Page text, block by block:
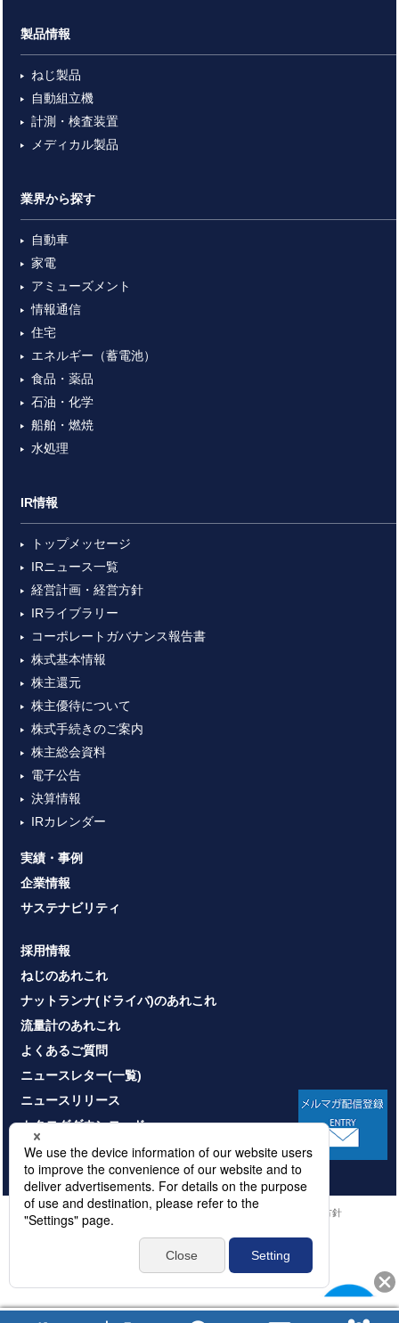
製品情報
ねじ製品
自動組立機
計測・検査装置
メディカル製品
業界から探す
自動車
家電
アミューズメント
情報通信
住宅
エネルギー（蓄電池）
食品・薬品
石油・化学
船舶・燃焼
水処理
IR情報
トップメッセージ
IRニュース一覧
経営計画・経営方針
IRライブラリー
コーポレートガバナンス報告書
株式基本情報
株主還元
株主優待について
株式手続きのご案内
株主総会資料
電子公告
決算情報
IRカレンダー
実績・事例
企業情報
サステナビリティ
採用情報
ねじのあれこれ
ナットランナ(ドライバ)のあれこれ
流量計のあれこれ
よくあるご質問
ニュースレター(一覧)
ニュースリリース
カタログダウンロード
お問い合わせ
HOME プライバシーポリシー
情報セキュリティ基本方針
© NITTOSEIKO CO., LTD. All rights reserved.